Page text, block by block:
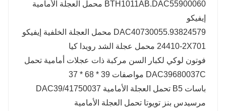
BTH1011AB.DAC55900060 محمل العجلة الأمامية
إيفيكو
93824579.DAC40730055 محمل العجلة الخلفية إيفيكو
24410-2X701 محمل عجلة الشد رويدا كيا
فوتون لوكي لكبار السن مركبة ذات عجلات أمامية تحمل
DAC39680037C مواصفات 39 * 68 * 37
باسات B5 تحمل العجلة الأمامية DAC39/41750037
مرسيدس بنز تويوتا تحمل العجلة الأمامية